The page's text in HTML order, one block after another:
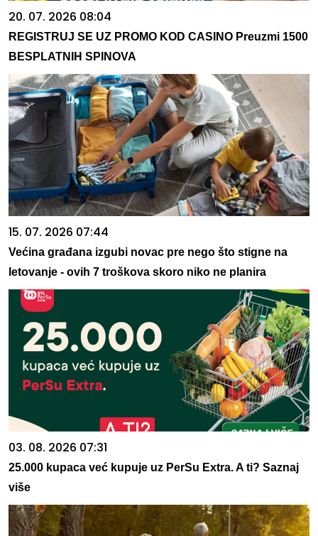
20. 07. 2026 08:04
REGISTRUJ SE UZ PROMO KOD CASINO Preuzmi 1500
BESPLATNIH SPINOVA
15. 07. 2026 07:44
Većina građana izgubi novac pre nego što stigne na
letovanje - ovih 7 troškova skoro niko ne planira
03. 08. 2026 07:31
25.000 kupaca već kupuje uz PerSu Extra. A ti? Saznaj
više